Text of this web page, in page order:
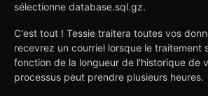
sélectionne database.sql.gz.
C'est tout ! Tessie traitera toutes vos
recevrez un courriel lorsque le traitement
fonction de la longueur de l'historique de
processus peut prendre plusieurs heures.